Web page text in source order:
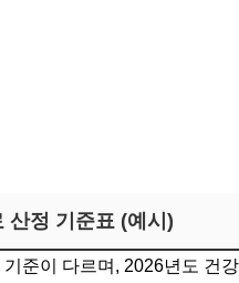
산정 기준표 (예시)
준이 다르며, 2026년도 건